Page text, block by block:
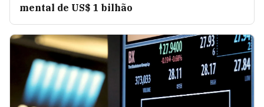
mental de US$ 1 bilhão